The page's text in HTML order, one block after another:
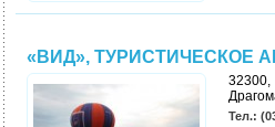
«ВИД», ТУРИСТИЧЕСКОЕ
32300,
Тел.: